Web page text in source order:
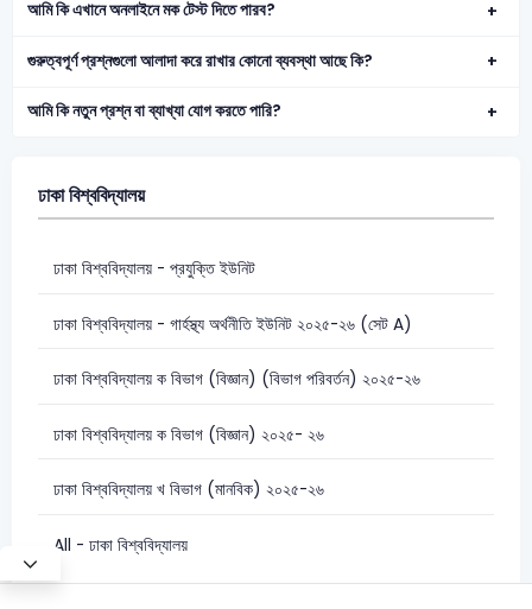
আমি কি এখানে অনলাইনে মক টেস্ট দিতে পারব?
গুরুত্বপূর্ণ প্রশ্নগুলো আলাদা করে রাখার কোনো ব্যবস্থা আছে কি?
আমি কি নতুন প্রশ্ন বা ব্যাখ্যা যোগ করতে পারি?
ঢাকা বিশ্ববিদ্যালয়
ঢাকা বিশ্ববিদ্যালয় - প্রযুক্তি ইউনিট
ঢাকা বিশ্ববিদ্যালয় - গার্হস্থ্য অর্থনীতি ইউনিট ২০২৫-২৬ (সেট A)
ঢাকা বিশ্ববিদ্যালয় ক বিভাগ (বিজ্ঞান) (বিভাগ পরিবর্তন) ২০২৫-২৬
ঢাকা বিশ্ববিদ্যালয় ক বিভাগ (বিজ্ঞান) ২০২৫- ২৬
ঢাকা বিশ্ববিদ্যালয় খ বিভাগ (মানবিক) ২০২৫-২৬
All - ঢাকা বিশ্ববিদ্যালয়